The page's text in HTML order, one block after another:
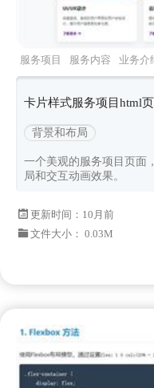
服务项目 服务内容 业务介
卡片样式服务项目html
背景和布局
一个美观的服务项目页面
局和交互动画效果。
更新时间： 10月前
文件大小： 0.03M